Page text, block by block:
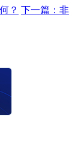
？ 下一篇：非